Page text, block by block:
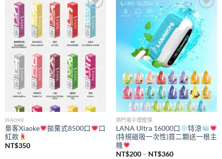
Add to
wishlist
XIAOKE
梟客Xiaoke 拋棄式8500口
口
紅款
NT$350
Add to
wishlist
熱門電子煙煙彈
LANA Ultra 16000口
特涼
(特規磁吸一次性)買二顆送一根主
機
NT$200 – NT$360價